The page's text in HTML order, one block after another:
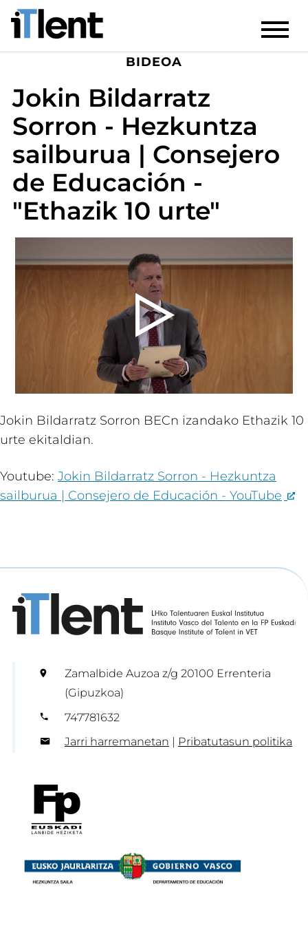
BIDEOA
Jokin Bildarratz
Sorron - Hezkuntza
sailburua | Consejero
de Educación -
"Ethazik 10 urte"
Jokin Bildarratz Sorron BECn izandako Ethazik 10
urte ekitaldian.
Youtube: Jokin Bildarratz Sorron - Hezkuntza
sailburua | Consejero de Educación - YouTube
Zamalbide Auzoa z/g 20100 Errenteria
(Gipuzkoa)
747781632
Jarri harremanetan | Pribatutasun politika